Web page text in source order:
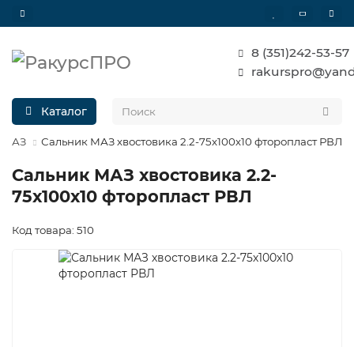
8 (351)242-53-57
Каталог
МАЗ Сальник МАЗ хвостовика 2.2-75х100х10 фторопласт РВЛ
Сальник МАЗ хвостовика 2.2-
75х100х10 фторопласт РВЛ
Код товара: 510